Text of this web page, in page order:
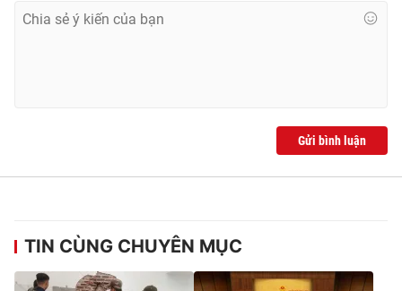
Gửi bình luận
TIN CÙNG CHUYÊN MỤC